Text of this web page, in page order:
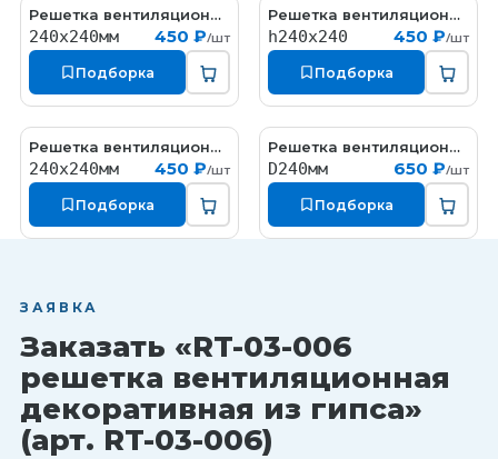
RT-03-005Решетка вентиляционная декоративная из гипса
240х240мм 450 ₽/шт
Подборка
RT-01-023Решетка вентиляционная декоративная из гипса
h240x240 450 ₽/шт
Подборка
RT-02-005Решетка вентиляционная декоративная из гипса
240х240мм 450 ₽/шт
Подборка
RT-01-028Решетка вентиляционная декоративная из гипса
D240мм 650 ₽/шт
Подборка
ЗАЯВКА
Заказать «RT-03-006
решетка вентиляционная
декоративная из гипса»
(арт. RT-03-006)